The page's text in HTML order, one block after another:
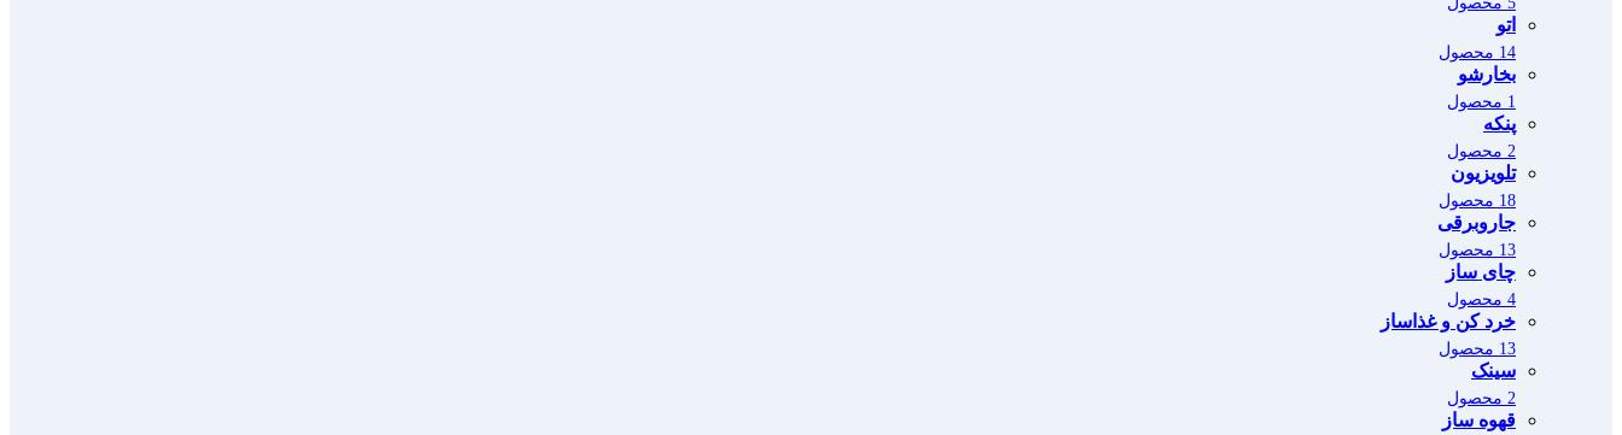
اتو
14 محصول
بخارشو
1 محصول
پنکه
2 محصول
تلویزیون
18 محصول
جاروبرقی
13 محصول
چای ساز
4 محصول
خرد کن و غذاساز
13 محصول
سینک
2 محصول
قهوه ساز